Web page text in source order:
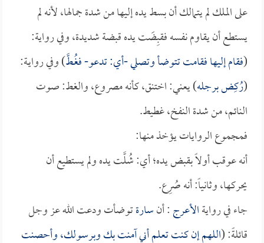
على الملك لم يتمالك أن بسط يده إليها من شدة جمالها، لأنه لم
يستطع أن يقاوم نفسه فقبِضَت يده قبضة شديدة، وفي رواية:
(فقام إليها فقامت تتوضأ وتصلي -أي: تدعو- فغُـطَّ) وفي روايـة:
(رُكِض برجله) يعني: اختنق، كأنه مصروع، والغط: صوت
النائم، من شدة النفخ، غطيط.
فمجموع الروايات يؤخذ منها:
أنه عوقب أولاً بقبض يده؛ أي: شُلَّت يده ولم يستطيع أن
يحركها، وثانياً: أنه صُرِع.
جاء في روايةالأعرج: أنسارةتوضأت ودعت الله عز وجل
قائلةً: (اللهم إن كنت تعلم أني آمنت بك وبرسولك، وأحصنت